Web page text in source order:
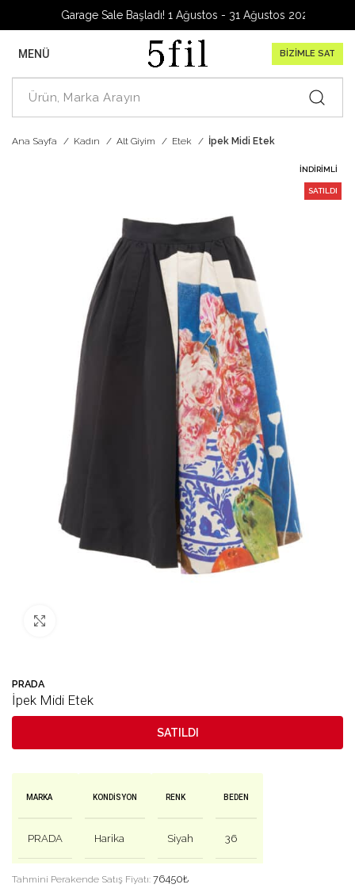
Garage Sale Başladı! 1 Ağustos - 31 Ağustos 2026
MENÜ BİZİMLE SAT
Ana Sayfa Kadın Alt Giyim Etek İpek Midi Etek
İNDIRIMLI
SATILDI
PRADA
İpek Midi Etek
SATILDI
MARKA
PRADA
KONDISYON
Harika
RENK
Siyah
BEDEN
36
Tahmini Perakende Satış Fiyatı: 76450₺